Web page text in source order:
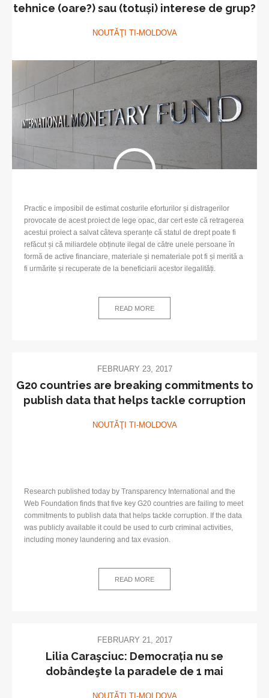
tehnice (oare?) sau (totuși) interese de grup?
NOUTĂŢI TI-MOLDOVA
Practic e imposibil de estimat costurile eforturilor și distragerilor
provocate de acest proiect de lege opac, dar cert este că retragerea
acestui proiect a salvat câteva speranțe că statul de drept poate fi
refăcut și că miliardele obținute ilegal de către unele persoane în
formă de active financiare, materiale și nemateriale pot fi și merită a
fi urmărite și recuperate de la beneficiarii acestor ilegalități.
READ MORE
FEBRUARY 23, 2017
G20 countries are breaking commitments to
publish data that helps tackle corruption
NOUTĂŢI TI-MOLDOVA
Research published today by Transparency International and the
Web Foundation finds that five key G20 countries are failing to meet
commitments to publish data that helps tackle corruption. If the data
was publicly available it could be used to curb criminal activities,
including money laundering and tax evasion.
READ MORE
FEBRUARY 21, 2017
Lilia Caraşciuc: Democrația nu se
dobândeşte la paradele de 1 mai
NOUTĂŢI TI-MOLDOVA